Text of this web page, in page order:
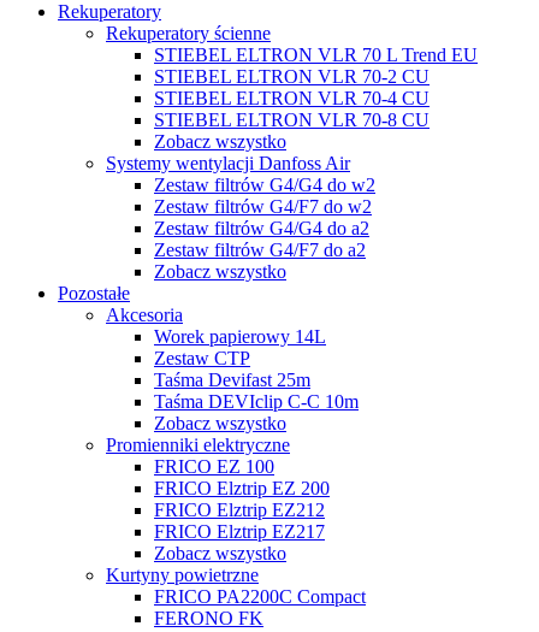
Rekuperatory
Rekuperatory ścienne
STIEBEL ELTRON VLR 70 L Trend EU
STIEBEL ELTRON VLR 70-2 CU
STIEBEL ELTRON VLR 70-4 CU
STIEBEL ELTRON VLR 70-8 CU
Zobacz wszystko
Systemy wentylacji Danfoss Air
Zestaw filtrów G4/G4 do w2
Zestaw filtrów G4/F7 do w2
Zestaw filtrów G4/G4 do a2
Zestaw filtrów G4/F7 do a2
Zobacz wszystko
Pozostałe
Akcesoria
Worek papierowy 14L
Zestaw CTP
Taśma Devifast 25m
Taśma DEVIclip C-C 10m
Zobacz wszystko
Promienniki elektryczne
FRICO EZ 100
FRICO Elztrip EZ 200
FRICO Elztrip EZ212
FRICO Elztrip EZ217
Zobacz wszystko
Kurtyny powietrzne
FRICO PA2200C Compact
FERONO FK